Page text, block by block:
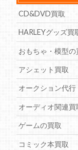
CD&DVD買取
HARLEYグッズ買
おもちゃ・模型の
アシェット買取
オークション代行
オーディオ関連買
ゲームの買取
コミック本買取